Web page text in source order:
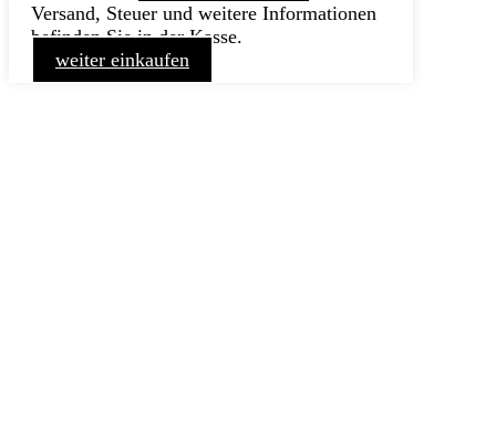
Versand, Steuer und weitere Informationen
befinden Sie in der Kasse.
weiter einkaufen